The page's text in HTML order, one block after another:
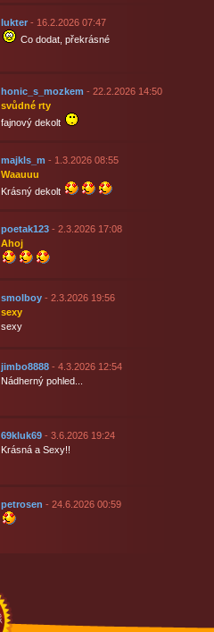
lukter- 16.2.2026 07:47
Co dodat, překrásné
honic_s_mozkem - 22.2.2026 14:50
svůdné rty
fajnový dekolt
majkls_m - 1.3.2026 08:55
Waauuu
Krásný dekolt
poetak123- 2.3.2026 17:08
Ahoj
smolboy- 2.3.2026 19:56
sexy
sexy
jimbo8888- 4.3.2026 12:54
Nádherný pohled...
69kluk69- 3.6.2026 19:24
Krásná a Sexy!!
petrosen - 24.6.2026 00:59